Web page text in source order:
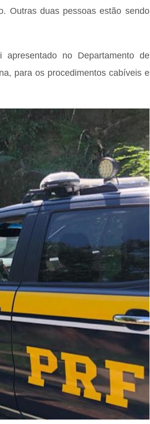
Outras duas pessoas estão sendo
no Departamento de
para os procedimentos cabíveis e